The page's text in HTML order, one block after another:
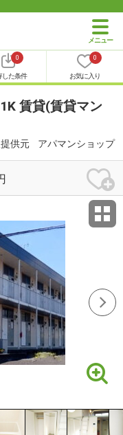
0
した条件
0
お気に入り
賃貸(賃貸マン
供元 アパマンショップ